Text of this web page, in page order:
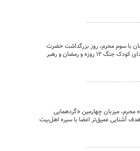
با سوم محرم، روز بزرگداشت حضرت
رقیه(س) در مرکز فرهنگی‌هنری کانون پرورش فکری زاویه استان مرکزی با یاد و خاطره شهدای کودک جنگ ۱۲ روزه و رمضان و رهبر
میزبان چهارمین «گردهمایی
آشنایی عمیق‌تر اعضا با سیره اهل‌بیت